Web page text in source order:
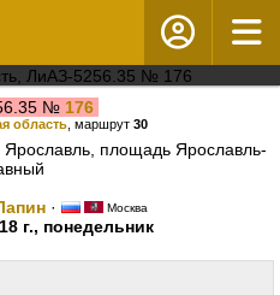
№ 176
область , маршрут 30
, Ярославль, площадь Ярославль-
· Москва
г., понедельник